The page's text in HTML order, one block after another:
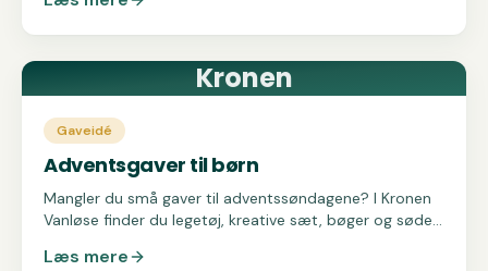
Kronen
Gaveidé
Adventsgaver til børn
Mangler du små gaver til adventssøndagene? I Kronen
Vanløse finder du legetøj, kreative sæt, bøger og søde
Læs mere